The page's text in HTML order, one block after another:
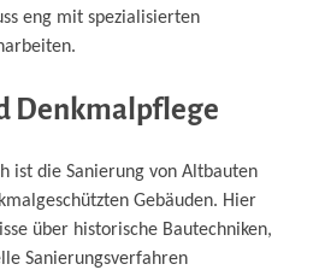
eng mit spezialisierten
Denkmalpflege
ist die Sanierung von Altbauten
Gebäuden. Hier
über historische Bautechniken,
Sanierungsverfahren